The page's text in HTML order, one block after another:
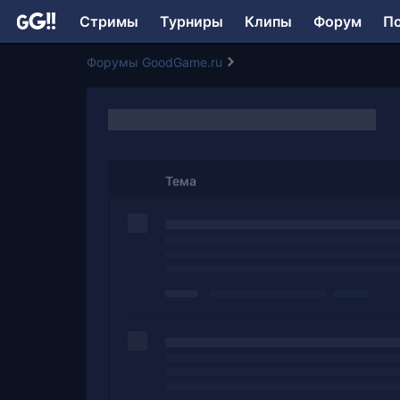
Стримы Турниры Клипы Форум
Форумы GoodGame.ru
Тема